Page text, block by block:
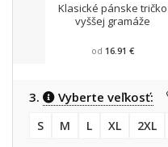
Klasické pánske tričko
vyššej gramáže
od 16.91 €
3. Vyberte veľkosť:
S
M L XL 2XL